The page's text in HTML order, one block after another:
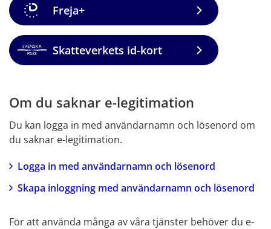
Freja+
Skatteverkets id-kort
Om du saknar e-legitimation
Du kan logga in med användarnamn och lösenord om
du saknar e-legitimation.
Logga in med användarnamn och lösenord
Skapa inloggning med användarnamn och lösenord
För att använda många av våra tjänster behöver du e-